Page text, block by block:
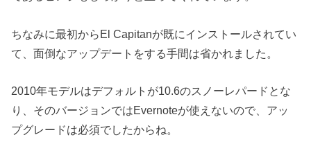
ちなみに最初からEl Capitanが既にインストールされてい
て、面倒なアップデートをする手間は省かれました。
2010年モデルはデフォルトが10.6のスノーレパードとな
り、そのバージョンではEvernoteが使えないので、アッ
プグレードは必須でしたからね。